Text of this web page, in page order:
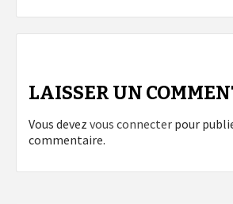
LAISSER UN
Vous devez vous connecter pour
commentaire.